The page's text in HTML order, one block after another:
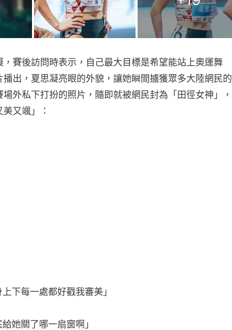
，賽後訪問時表示，自己最大目標是希望能站上奧運舞
播出，夏思凝亮眼的外貌，讓她瞬間擄獲眾多大陸網民的
外私下打扮的照片，隨即就被網民封為「田徑女神」，
又颯」：
上下每一處都好戳我審美」
給她關了哪一扇窗啊」